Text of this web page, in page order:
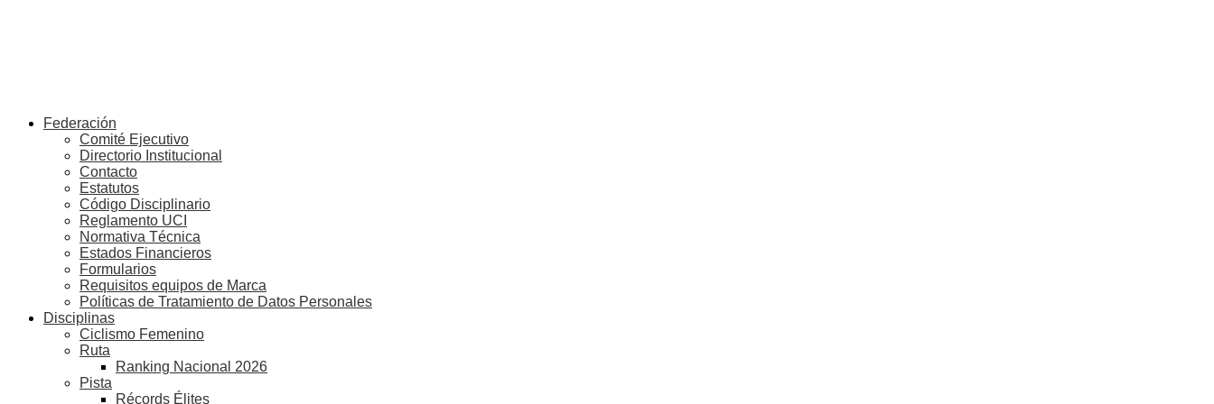
Federación
Comité Ejecutivo
Directorio Institucional
Contacto
Estatutos
Código Disciplinario
Reglamento UCI
Normativa Técnica
Estados Financieros
Formularios
Requisitos equipos de Marca
Políticas de Tratamiento de Datos Personales
Disciplinas
Ciclismo Femenino
Ruta
Ranking Nacional 2026
Pista
Récords Élites